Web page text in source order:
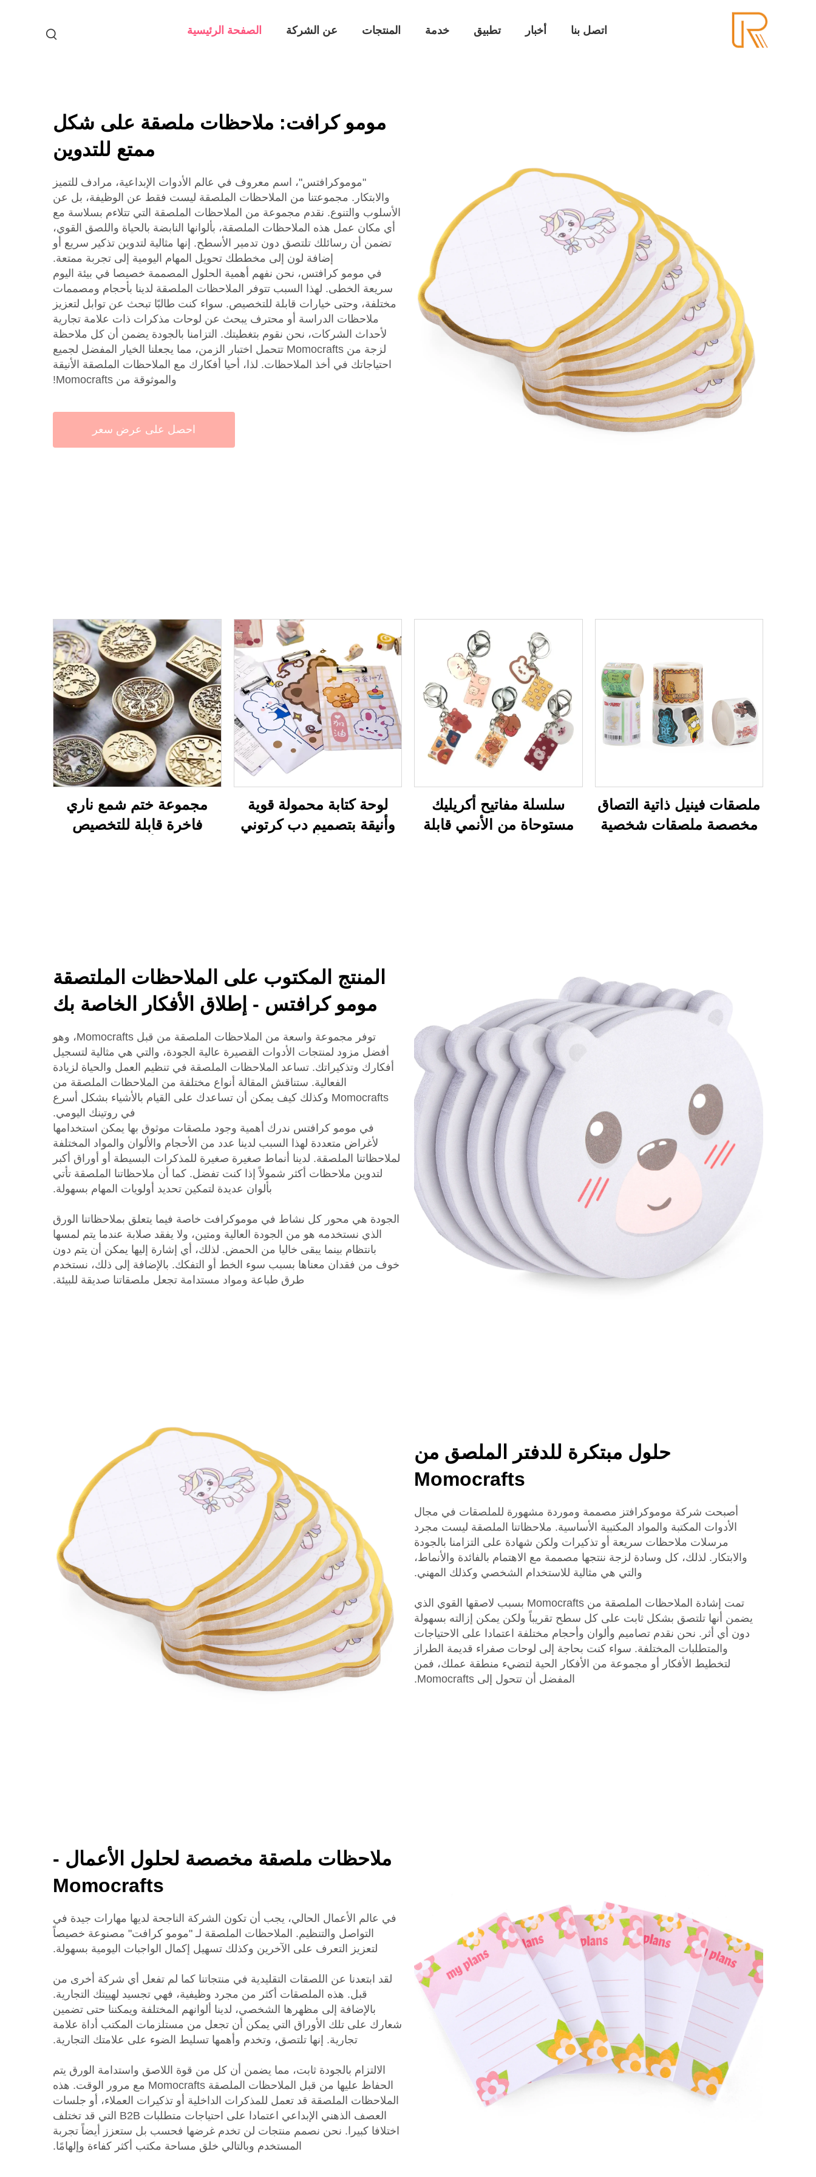
الصفحة الرئيسية عن الشركة المنتجات خدمة تطبيق أخبار اتصل بنا
مومو كرافت: ملاحظات ملصقة على شكل
ممتع للتدوين
"موموكرافتس"، اسم معروف في عالم الأدوات الإبداعية، مرادف للتميز
والابتكار. مجموعتنا من الملاحظات الملصقة ليست فقط عن الوظيفة، بل عن
الأسلوب والتنوع. نقدم مجموعة من الملاحظات الملصقة التي تتلاءم بسلاسة مع
أي مكان عمل هذه الملاحظات الملصقة، بألوانها النابضة بالحياة واللصق القوي،
تضمن أن رسائلك تلتصق دون تدمير الأسطح. إنها مثالية لتدوين تذكير سريع أو
إضافة لون إلى مخططك تحويل المهام اليومية إلى تجربة ممتعة.
في مومو كرافتس، نحن نفهم أهمية الحلول المصممة خصيصا في بيئة اليوم
سريعة الخطى. لهذا السبب تتوفر الملاحظات الملصقة لدينا بأحجام ومصممات
مختلفة، وحتى خيارات قابلة للتخصيص. سواء كنت طالبًا تبحث عن توابل لتعزيز
ملاحظات الدراسة أو محترف يبحث عن لوحات مذكرات ذات علامة تجارية
لأحداث الشركات، نحن نقوم بتغطيتك. التزامنا بالجودة يضمن أن كل ملاحظة
لزجة من Momocrafts تتحمل اختبار الزمن، مما يجعلنا الخيار المفضل لجميع
احتياجاتك في أخذ الملاحظات. لذا، أحيا أفكارك مع الملاحظات الملصقة الأنيقة
والموثوقة من Momocrafts!
احصل على عرض سعر
ملصقات فينيل ذاتية التصاق
مخصصة ملصقات شخصية
سلسلة مفاتيح أكريليك
مستوحاة من الأنمي قابلة
لوحة كتابة محمولة قوية
وأنيقة بتصميم دب كرتوني
مجموعة ختم شمع ناري
فاخرة قابلة للتخصيص
المنتج المكتوب على الملاحظات الملتصقة
مومو كرافتس - إطلاق الأفكار الخاصة بك
توفر مجموعة واسعة من الملاحظات الملصقة من قبل Momocrafts، وهو
أفضل مزود لمنتجات الأدوات القصيرة عالية الجودة، والتي هي مثالية لتسجيل
أفكارك وتذكيراتك. تساعد الملاحظات الملصقة في تنظيم العمل والحياة لزيادة
الفعالية. ستناقش المقالة أنواع مختلفة من الملاحظات الملصقة من
Momocrafts وكذلك كيف يمكن أن تساعدك على القيام بالأشياء بشكل أسرع
في روتينك اليومي.
في مومو كرافتس ندرك أهمية وجود ملصقات موثوق بها يمكن استخدامها
لأغراض متعددة لهذا السبب لدينا عدد من الأحجام والألوان والمواد المختلفة
لملاحظاتنا الملصقة. لدينا أنماط صغيرة صغيرة للمذكرات البسيطة أو أوراق أكبر
لتدوين ملاحظات أكثر شمولاً إذا كنت تفضل. كما أن ملاحظاتنا الملصقة تأتي
بألوان عديدة لتمكين تحديد أولويات المهام بسهولة.
الجودة هي محور كل نشاط في موموكرافت خاصة فيما يتعلق بملاحظاتنا الورق
الذي نستخدمه هو من الجودة العالية ومتين، ولا يفقد صلابة عندما يتم لمسها
بانتظام بينما يبقى خاليا من الحمض. لذلك، أي إشارة إليها يمكن أن يتم دون
خوف من فقدان معناها بسبب سوء الخط أو التفكك. بالإضافة إلى ذلك، نستخدم
طرق طباعة ومواد مستدامة تجعل ملصقاتنا صديقة للبيئة.
حلول مبتكرة للدفتر الملصق من
Momocrafts
أصبحت شركة موموكرافتز مصممة وموردة مشهورة للملصقات في مجال
الأدوات المكتبة والمواد المكتبية الأساسية. ملاحظاتنا الملصقة ليست مجرد
مرسلات ملاحظات سريعة أو تذكيرات ولكن شهادة على التزامنا بالجودة
والابتكار. لذلك، كل وسادة لزجة ننتجها مصممة مع الاهتمام بالفائدة والأنماط،
والتي هي مثالية للاستخدام الشخصي وكذلك المهني.
تمت إشادة الملاحظات الملصقة من Momocrafts بسبب لاصقها القوي الذي
يضمن أنها تلتصق بشكل ثابت على كل سطح تقريباً ولكن يمكن إزالته بسهولة
دون أي أثر. نحن نقدم تصاميم وألوان وأحجام مختلفة اعتمادا على الاحتياجات
والمتطلبات المختلفة. سواء كنت بحاجة إلى لوحات صفراء قديمة الطراز
لتخطيط الأفكار أو مجموعة من الأفكار الحية لتضيء منطقة عملك، فمن
المفضل أن تتحول إلى Momocrafts.
ملاحظات ملصقة مخصصة لحلول الأعمال -
Momocrafts
في عالم الأعمال الحالي، يجب أن تكون الشركة الناجحة لديها مهارات جيدة في
التواصل والتنظيم. الملاحظات الملصقة لـ "مومو كرافت" مصنوعة خصيصاً
لتعزيز التعرف على الآخرين وكذلك تسهيل إكمال الواجبات اليومية بسهولة.
لقد ابتعدنا عن اللصقات التقليدية في منتجاتنا كما لم تفعل أي شركة أخرى من
قبل. هذه الملصقات أكثر من مجرد وظيفية، فهي تجسيد لهييتك التجارية.
بالإضافة إلى مظهرها الشخصي، لدينا ألوانهم المختلفة ويمكننا حتى تضمين
شعارك على تلك الأوراق التي يمكن أن تجعل من مستلزمات المكتب أداة علامة
تجارية. إنها تلتصق، وتخدم وأهمها تسليط الضوء على علامتك التجارية.
الالتزام بالجودة ثابت، مما يضمن أن كل من قوة اللاصق واستدامة الورق يتم
الحفاظ عليها من قبل الملاحظات الملصقة Momocrafts مع مرور الوقت. هذه
الملاحظات الملصقة قد تعمل للمذكرات الداخلية أو تذكيرات العملاء، أو جلسات
العصف الذهني الإبداعي اعتمادا على احتياجات متطلبات B2B التي قد تختلف
اختلافا كبيرا. نحن نصمم منتجات لن تخدم غرضها فحسب بل ستعزز أيضاً تجربة
المستخدم وبالتالي خلق مساحة مكتب أكثر كفاءة وإلهامًا.